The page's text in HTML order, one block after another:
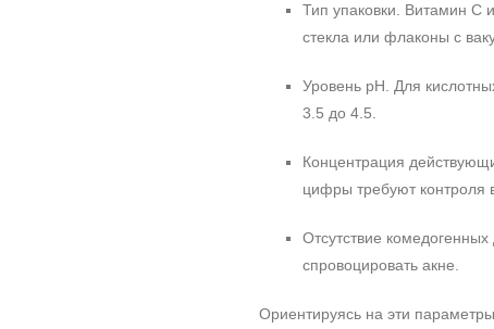
Тип упаковки. Витамин C
стекла или флаконы с
Уровень pH. Для
3.5 до 4.5.
Концентрация
цифры требуют контроля
Отсутствие
спровоцировать акне.
Ориентируясь на эти